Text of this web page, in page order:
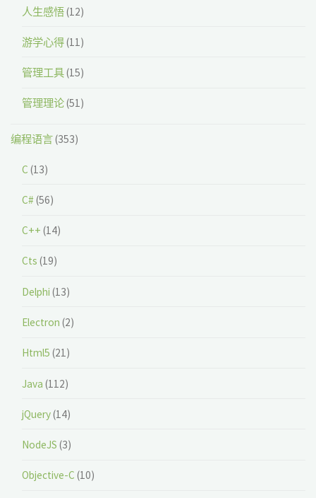
人生感悟(12)
游学心得(11)
管理工具(15)
管理理论(51)
编程语言(353)
C (13)
C# (56)
C++ (14)
Cts (19)
Delphi (13)
Electron (2)
Html5 (21)
Java (112)
jQuery(14)
NodeJS (3)
Objective-C (10)